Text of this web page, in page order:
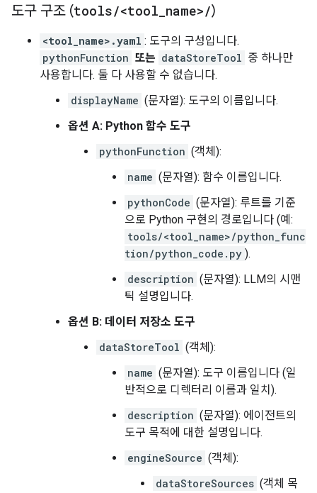
도구 구조 (tools/<tool name>/)
<tool_name>.yaml : 도구의 구성입니다.
pythonFunction 또는 dataStoreTool 중 하나만
사용합니다. 둘 다 사용할 수 없습니다.
displayName (문자열): 도구의 이름입니다.
옵션 A: Python 함수 도구
pythonFunction (객체):
name (문자열): 함수 이름입니다.
pythonCode (문자열): 루트를 기준
으로 Python 구현의 경로입니다 (예:
tools/<tool_name>/python_func
tion/python_code.py ).
description (문자열): LLM의 시맨
틱 설명입니다.
옵션 B: 데이터 저장소 도구
dataStoreTool (객체):
name (문자열): 도구 이름입니다 (일
반적으로 디렉터리 이름과 일치).
description (문자열): 에이전트의
도구 목적에 대한 설명입니다.
engineSource (객체):
dataStoreSources (객체 목